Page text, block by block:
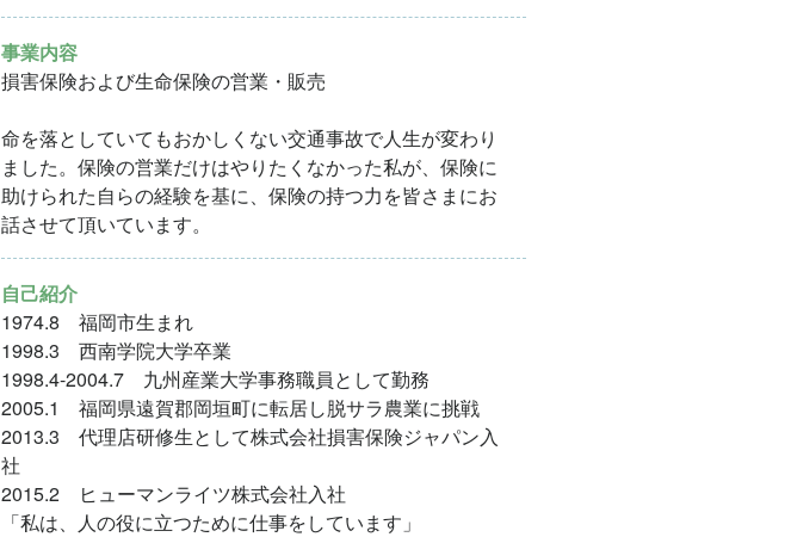
事業内容
損害保険および生命保険の営業・販売
命を落としていてもおかしくない交通事故で人生が変わり
ました。保険の営業だけはやりたくなかった私が、保険に
助けられた自らの経験を基に、保険の持つ力を皆さまにお
話させて頂いています。
自己紹介
1974.8 福岡市生まれ
1998.3 西南学院大学卒業
1998.4-2004.7 九州産業大学事務職員として勤務
2005.1 福岡県遠賀郡岡垣町に転居し脱サラ農業に挑戦
2013.3 代理店研修生として株式会社損害保険ジャパン入
社
2015.2 ヒューマンライツ株式会社入社
「私は、人の役に立つために仕事をしています」